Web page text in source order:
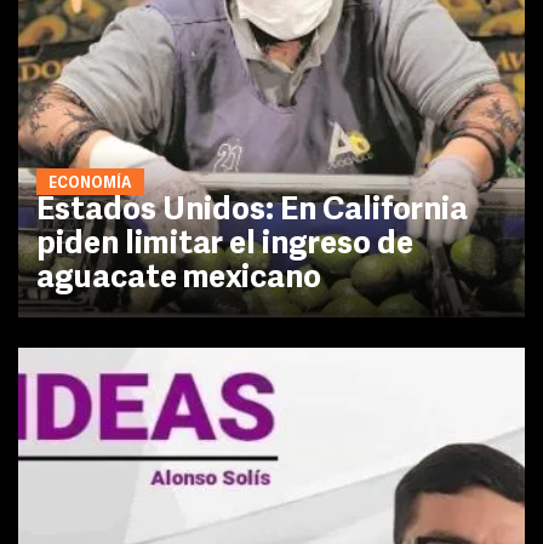
ECONOMÍA
Estados Unidos: En California
piden limitar el ingreso de
aguacate mexicano